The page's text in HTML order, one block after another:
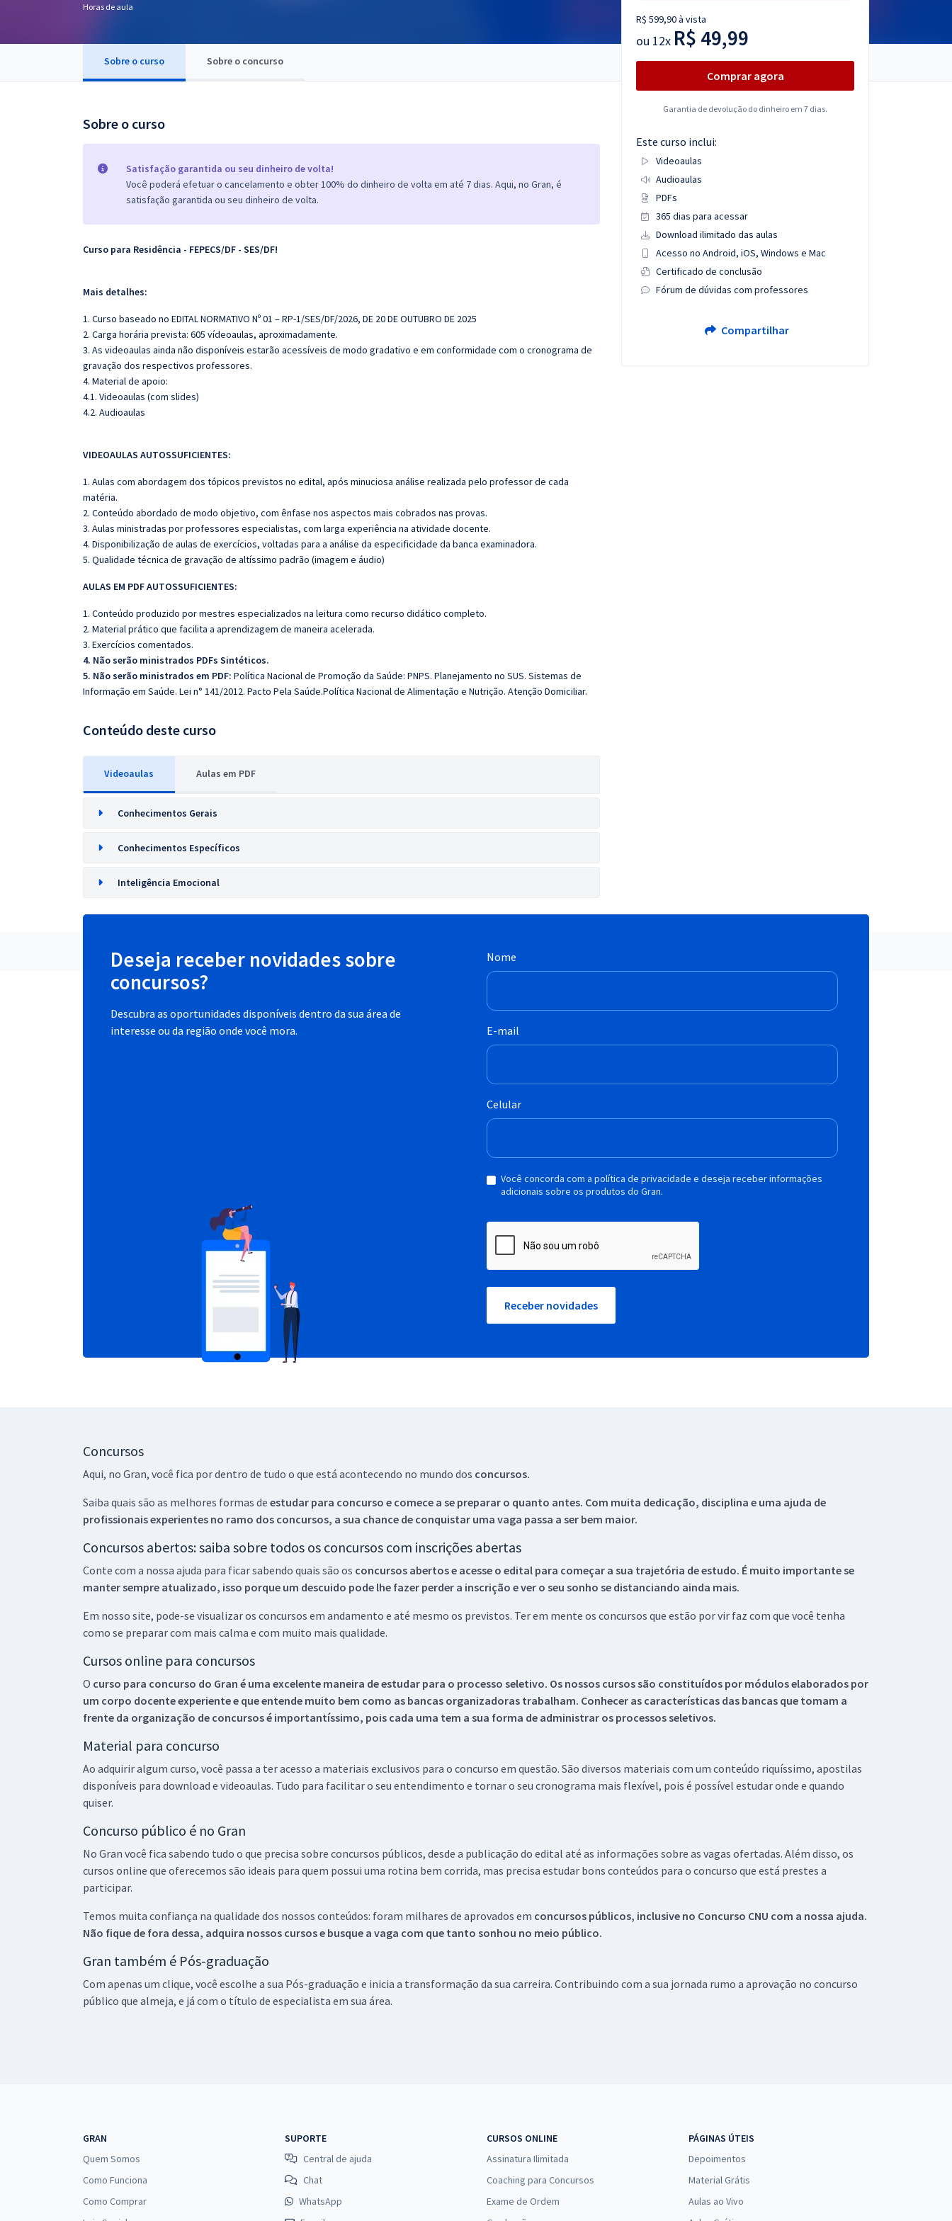
OAB
Questões grátis
Conteúdo gratuito
Horas de aula
Sobre o curso Sobre o concurso
Sobre o curso
Satisfação garantida ou seu dinheiro de volta!
Você poderá efetuar o cancelamento e obter 100% do dinheiro de volta em até 7 dias. Aqui, no Gran, é
satisfação garantida ou seu dinheiro de volta.
Curso para Residência - FEPECS/DF - SES/DF!
Mais detalhes:
1. Curso baseado no EDITAL NORMATIVO Nº 01 – RP‐1/SES/DF/2026, DE 20 DE OUTUBRO DE 2025
2. Carga horária prevista: 605 vídeoaulas, aproximadamente.
3. As videoaulas ainda não disponíveis estarão acessíveis de modo gradativo e em conformidade com o cronograma de
gravação dos respectivos professores.
4. Material de apoio:
4.1. Videoaulas (com slides)
4.2. Audioaulas
VIDEOAULAS AUTOSSUFICIENTES:
1. Aulas com abordagem dos tópicos previstos no edital, após minuciosa análise realizada pelo professor de cada
matéria.
2. Conteúdo abordado de modo objetivo, com ênfase nos aspectos mais cobrados nas provas.
3. Aulas ministradas por professores especialistas, com larga experiência na atividade docente.
4. Disponibilização de aulas de exercícios, voltadas para a análise da especificidade da banca examinadora.
5. Qualidade técnica de gravação de altíssimo padrão (imagem e áudio)
AULAS EM PDF AUTOSSUFICIENTES:
1. Conteúdo produzido por mestres especializados na leitura como recurso didático completo.
2. Material prático que facilita a aprendizagem de maneira acelerada.
3. Exercícios comentados.
4. Não serão ministrados PDFs Sintéticos.
5. Não serão ministrados em PDF: Política Nacional de Promoção da Saúde: PNPS. Planejamento no SUS. Sistemas de
Informação em Saúde. Lei n° 141/2012. Pacto Pela Saúde.Política Nacional de Alimentação e Nutrição. Atenção Domiciliar.
Conteúdo deste curso
Videoaulas Aulas em PDF
Conhecimentos Gerais
Conhecimentos Específicos
Inteligência Emocional
R$ 599,90 à vista
ou 12x R$ 49,99
Comprar agora
Garantia de devolução do dinheiro em 7 dias.
Este curso inclui:
Videoaulas
Audioaulas
PDFs
365 dias para acessar
Download ilimitado das aulas
Acesso no Android, iOS, Windows e Mac
Certificado de conclusão
Fórum de dúvidas com professores
Compartilhar
Deseja receber novidades sobre
concursos?
Descubra as oportunidades disponíveis dentro da sua área de
interesse ou da região onde você mora.
Nome
E-mail
Celular
Você concorda com a política de privacidade e deseja receber informações
adicionais sobre os produtos do Gran.
Receber novidades
Concursos
Aqui, no Gran, você fica por dentro de tudo o que está acontecendo no mundo dos concursos.
Saiba quais são as melhores formas de estudar para concurso e comece a se preparar o quanto antes. Com muita dedicação, disciplina e uma ajuda de
profissionais experientes no ramo dos concursos, a sua chance de conquistar uma vaga passa a ser bem maior.
Concursos abertos: saiba sobre todos os concursos com inscrições abertas
Conte com a nossa ajuda para ficar sabendo quais são os concursos abertos e acesse o edital para começar a sua trajetória de estudo. É muito importante se
manter sempre atualizado, isso porque um descuido pode lhe fazer perder a inscrição e ver o seu sonho se distanciando ainda mais.
Em nosso site, pode-se visualizar os concursos em andamento e até mesmo os previstos. Ter em mente os concursos que estão por vir faz com que você tenha
como se preparar com mais calma e com muito mais qualidade.
Cursos online para concursos
O curso para concurso do Gran é uma excelente maneira de estudar para o processo seletivo. Os nossos cursos são constituídos por módulos elaborados por
um corpo docente experiente e que entende muito bem como as bancas organizadoras trabalham. Conhecer as características das bancas que tomam a
frente da organização de concursos é importantíssimo, pois cada uma tem a sua forma de administrar os processos seletivos.
Material para concurso
Ao adquirir algum curso, você passa a ter acesso a materiais exclusivos para o concurso em questão. São diversos materiais com um conteúdo riquíssimo, apostilas
disponíveis para download e videoaulas. Tudo para facilitar o seu entendimento e tornar o seu cronograma mais flexível, pois é possível estudar onde e quando
quiser.
Concurso público é no Gran
No Gran você fica sabendo tudo o que precisa sobre concursos públicos, desde a publicação do edital até as informações sobre as vagas ofertadas. Além disso, os
cursos online que oferecemos são ideais para quem possui uma rotina bem corrida, mas precisa estudar bons conteúdos para o concurso que está prestes a
participar.
Temos muita confiança na qualidade dos nossos conteúdos: foram milhares de aprovados em concursos públicos, inclusive no Concurso CNU com a nossa ajuda.
Não fique de fora dessa, adquira nossos cursos e busque a vaga com que tanto sonhou no meio público.
Gran também é Pós-graduação
Com apenas um clique, você escolhe a sua Pós-graduação e inicia a transformação da sua carreira. Contribuindo com a sua jornada rumo a aprovação no concurso
público que almeja, e já com o título de especialista em sua área.
GRAN
Quem Somos
Como Funciona
Como Comprar
SUPORTE
Central de ajuda
Chat
WhatsApp
CURSOS ONLINE
Assinatura Ilimitada
Coaching para Concursos
Exame de Ordem
PÁGINAS ÚTEIS
Depoimentos
Material Grátis
Aulas ao Vivo